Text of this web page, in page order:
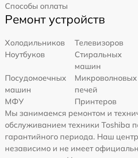
Способы оплаты
Ремонт устройств
Холодильников
Телевизоров
Ноутбуков
Стиральных
машин
Посудомоечных
машин
Микроволновых
печей
МФУ
Принтеров
Мы занимаемся ремонтом и
обслуживанием техники Toshiba
гарантийного периода. Наш
независимо и не имеет